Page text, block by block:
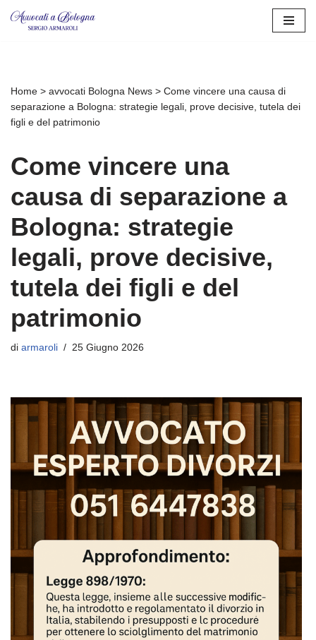
Home > avvocati Bologna News > Come vincere una causa di
separazione a Bologna: strategie legali, prove decisive, tutela dei
figli e del patrimonio
Come vincere una
causa di separazione a
Bologna: strategie
legali, prove decisive,
tutela dei figli e del
patrimonio
di armaroli 25 Giugno 2026